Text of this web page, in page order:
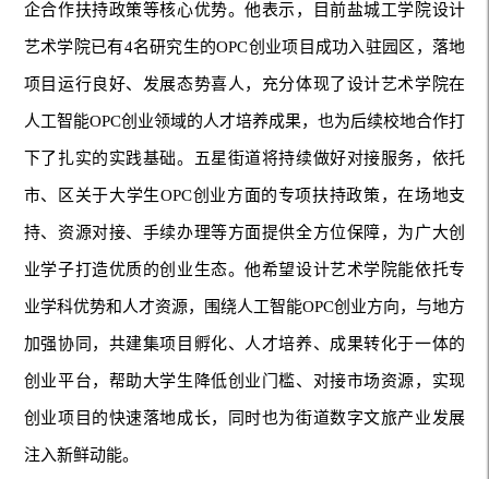
企合作扶持政策等核心优势。他表示，目前盐城工学院设计
艺术学院已有4名研究生的OPC创业项目成功入驻园区，落地
项目运行良好、发展态势喜人，充分体现了设计艺术学院在
人工智能OPC创业领域的人才培养成果，也为后续校地合作打
下了扎实的实践基础。五星街道将持续做好对接服务，依托
市、区关于大学生OPC创业方面的专项扶持政策，在场地支
持、资源对接、手续办理等方面提供全方位保障，为广大创
业学子打造优质的创业生态。他希望设计艺术学院能依托专
业学科优势和人才资源，围绕人工智能OPC创业方向，与地方
加强协同，共建集项目孵化、人才培养、成果转化于一体的
创业平台，帮助大学生降低创业门槛、对接市场资源，实现
创业项目的快速落地成长，同时也为街道数字文旅产业发展
注入新鲜动能。